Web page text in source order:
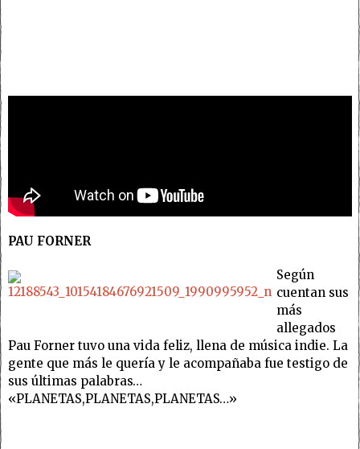
PAU FORNER
Según
cuentan sus
más
allegados
Pau Forner tuvo una vida feliz, llena de música indie. La
gente que más le quería y le acompañaba fue testigo de
sus últimas palabras…
«PLANETAS,PLANETAS,PLANETAS…»